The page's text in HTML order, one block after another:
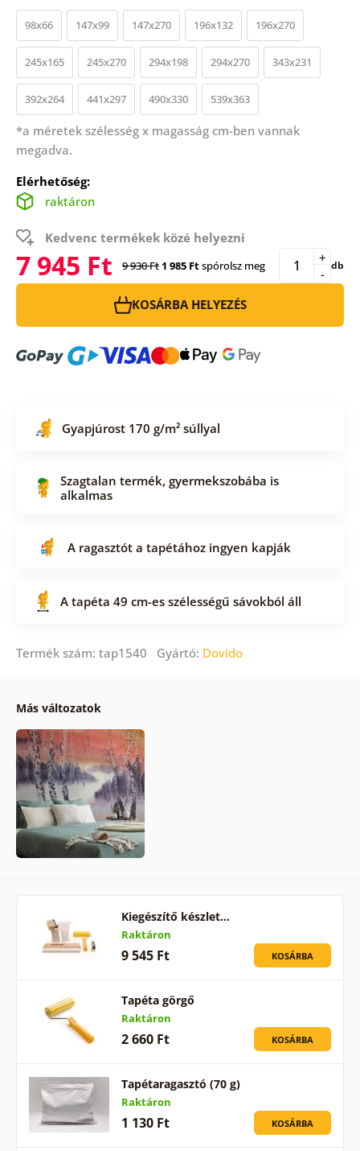
98x66 147x99 147x270 196x132 196x270
245x165 245x270 294x198 294x270 343x231
392x264 441x297 490x330 539x363
*a méretek szélesség x magasság cm-ben vannak
megadva.
Elérhetőség:
raktáron
Kedvenc termékek közé helyezni
7 945 Ft 9 930 Ft 1 985 Ftspórolsz meg -
+ db
KOSÁRBA HELYEZÉS
Gyapjúrost 170 g/m² súllyal
Szagtalan termék, gyermekszobába is
alkalmas
A ragasztót a tapétához ingyen kapják
A tapéta 49 cm-es szélességű sávokból áll
Termék szám: tap1540 Gyártó: Dovido
Más változatok
Kiegészítő készlet…
Raktáron
9 545 Ft KOSÁRBA
Tapéta görgő
Raktáron
2 660 Ft KOSÁRBA
Tapétaragasztó (70 g)
Raktáron
1 130 Ft KOSÁRBA